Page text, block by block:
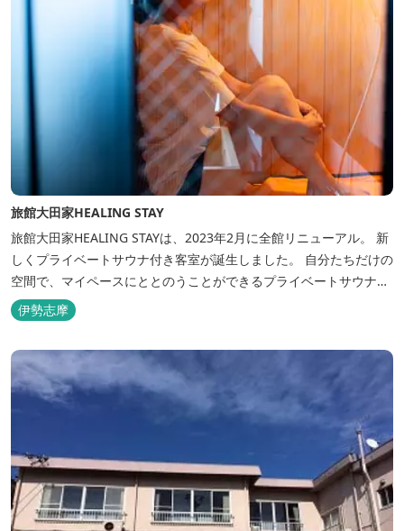
旅館大田家HEALING STAY
旅館大田家HEALING STAYは、2023年2月に全館リニューアル。 新
しくプライベートサウナ付き客室が誕生しました。 自分たちだけの
空間で、マイペースにととのうことができるプライベートサウナ。
相差ならではの新鮮な海の幸、豊かな自然、温泉、そしてサウナで
ととのう至福のひとときを。
伊勢志摩